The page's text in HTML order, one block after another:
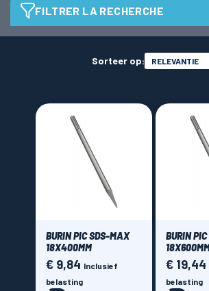
OUTILS DE TOUPIE
FERS & PLAQUETTES
LAMES SCIES RUBAN
FILTRER LA RECHERCHE
Type d'outils
Diamètre de perçage
Longueur totale de la méche
Total tools
Sorteer op:
RELEVANTIE
BURIN PIC SDS-MAX
18X400MM
Prijs
€ 9,84 Inclusief
belasting
BURIN
Prijs
€ 19,44
belasting